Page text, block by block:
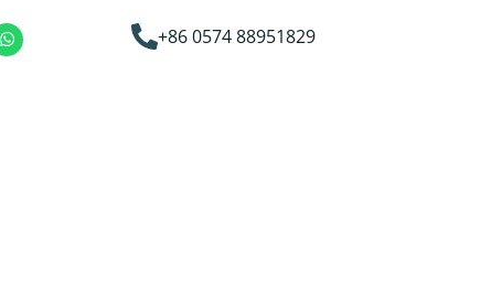
+86 0574 88951829